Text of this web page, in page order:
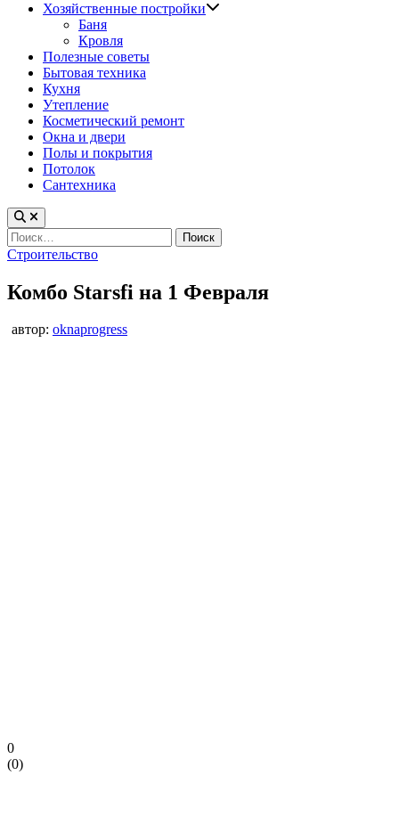
Хозяйственные постройки
Баня
Кровля
Полезные советы
Бытовая техника
Кухня
Утепление
Косметический ремонт
Окна и двери
Полы и покрытия
Потолок
Сантехника
Найти:
Опубликовано
Строительство
Комбо Starsfi на 1 Февраля
автор: oknaprogress
0
(0)